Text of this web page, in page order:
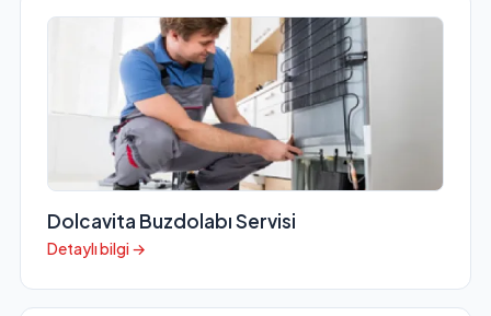
Dolcavita Buzdolabı Servisi
Detaylı bilgi →